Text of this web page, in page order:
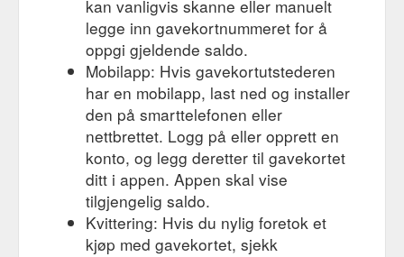
kan vanligvis skanne eller manuelt
legge inn gavekortnummeret for å
oppgi gjeldende saldo.
Mobilapp: Hvis gavekortutstederen
har en mobilapp, last ned og installer
den på smarttelefonen eller
nettbrettet. Logg på eller opprett en
konto, og legg deretter til gavekortet
ditt i appen. Appen skal vise
tilgjengelig saldo.
Kvittering: Hvis du nylig foretok et
kjøp med gavekortet, sjekk